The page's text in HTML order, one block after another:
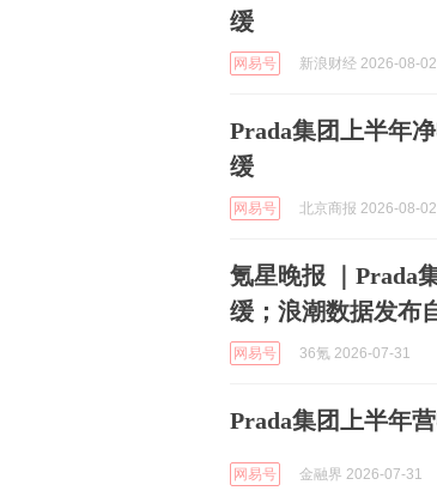
缓
网易号 新浪财经 2026-08-02
Prada集团上半年
缓
网易号 北京商报 2026-08-02
氪星晚报 ｜Prada
缓；浪潮数据发布
网易号 36氪 2026-07-31
Prada集团上半年
网易号 金融界 2026-07-31